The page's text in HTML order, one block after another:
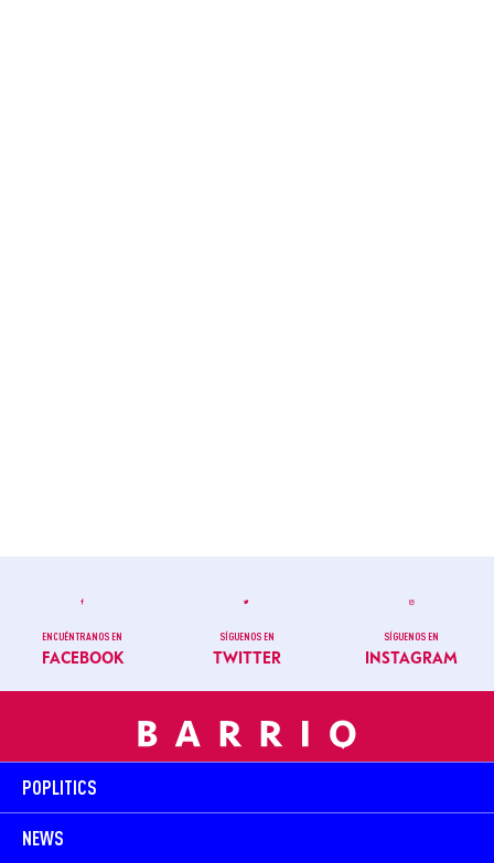
ENCUÉNTRANOS EN
FACEBOOK
SÍGUENOS EN
TWITTER
SÍGUENOS EN
INSTAGRAM
POPLITICS
NEWS